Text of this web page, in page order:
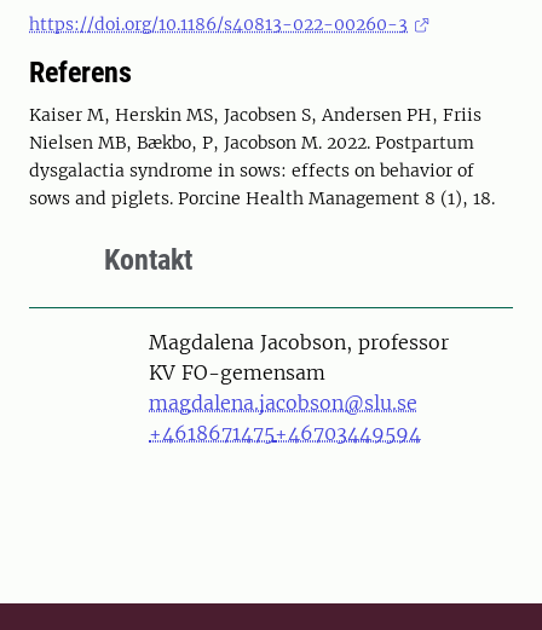
https://doi.org/10.1186/s40813-022-00260-3
Referens
Kaiser M, Herskin MS, Jacobsen S, Andersen PH, Friis
Nielsen MB, Bækbo, P, Jacobson M. 2022. Postpartum
dysgalactia syndrome in sows: effects on behavior of
sows and piglets. Porcine Health Management 8 (1), 18.
Kontakt
PersonMagdalena Jacobson, professor
KV FO-gemensam
magdalena.jacobson@slu.se
+4618671475+46703449594